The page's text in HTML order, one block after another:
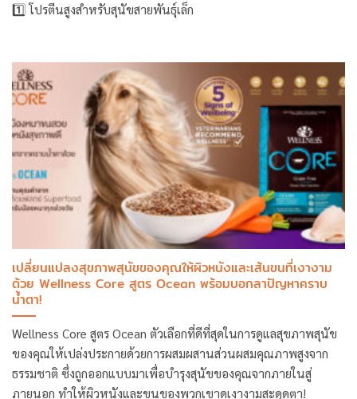
1️⃣ โปรตีนสูงสำหรับสุนัขสายพันธุ์เล็ก
เปลี่ยนแปลงสุขภาพสุนัขของคุณให้ผิวหนังและเส้นขนที่เงางาม
ด้วย Wellness Core สูตร Ocean พร้อมบอกลาปัญหาคราบ
น้ำตา!
Wellness Core สูตร Ocean ตัวเลือกที่ดีที่สุดในการดูแลสุขภาพสุนัข
ของคุณให้เปล่งประกายด้วยการผสมผสานส่วนผสมคุณภาพสูงจาก
ธรรมชาติ ซึ่งถูกออกแบบมาเพื่อบำรุงสุนัขของคุณจากภายในสู่
ภายนอก ทำให้ผิวหนังและขนของพวกเขาดูเงางามสะดุดตา!